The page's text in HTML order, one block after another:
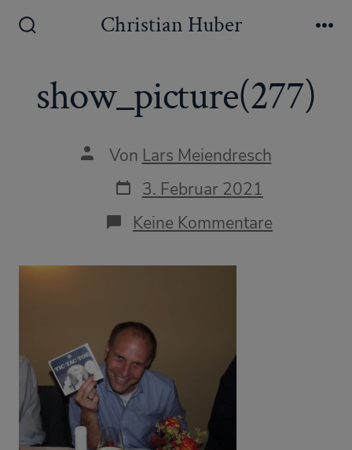
Inhalt
Christian Huber
show_picture(277)
Autor
Beitrags
Von Lars Meiendresch
Datum
des
Beitrags
3. Februar 2021
Keine Kommentare